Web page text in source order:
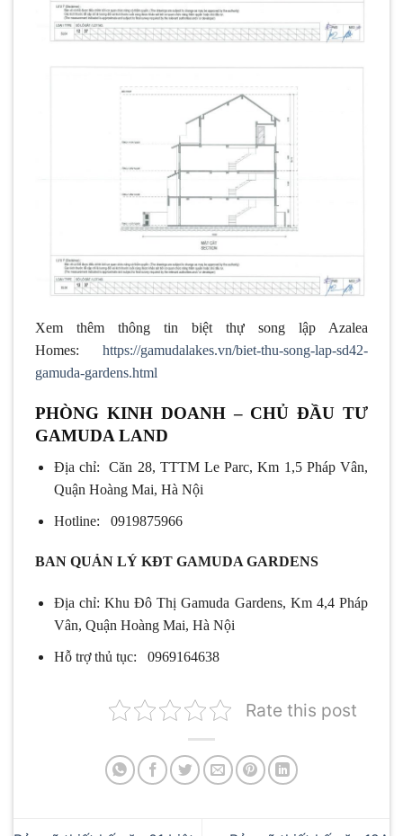
Xem thêm thông tin biệt thự song lập Azalea
Homes: https://gamudalakes.vn/biet-thu-song-lap-sd42-
gamuda-gardens.html
PHÒNG KINH DOANH – CHỦ ĐẦU TƯ
GAMUDA LAND
Địa chỉ: Căn 28, TTTM Le Parc, Km 1,5 Pháp Vân,
Quận Hoàng Mai, Hà Nội
Hotline: 0919875966
BAN QUẢN LÝ KĐT GAMUDA GARDENS
Địa chỉ: Khu Đô Thị Gamuda Gardens, Km 4,4 Pháp
Vân, Quận Hoàng Mai, Hà Nội
Hỗ trợ thủ tục: 0969164638
Rate this post